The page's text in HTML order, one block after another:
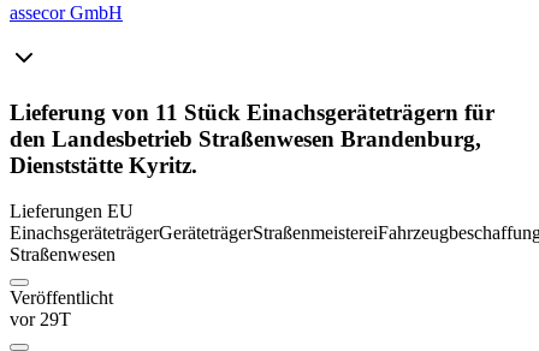
assecor GmbH
Lieferung von 11 Stück Einachsgeräteträgern für
den Landesbetrieb Straßenwesen Brandenburg,
Dienststätte Kyritz.
Lieferungen EU
EinachsgeräteträgerGeräteträgerStraßenmeisterei
Straßenwesen
Veröffentlicht
vor 29T